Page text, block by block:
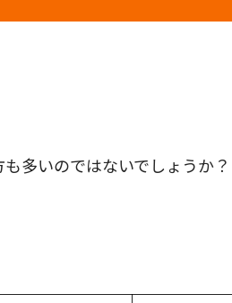
多いのではないでしょうか？